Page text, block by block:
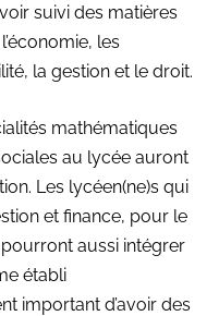
suivi des matières
les
la gestion et le droit.
mathématiques
au lycée auront
Les lycéen(ne)s qui
et finance, pour le
aussi intégrer
établi
important d’avoir des